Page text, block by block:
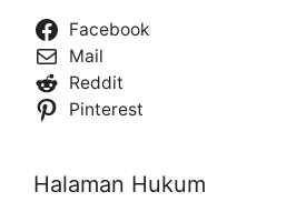
Facebook
Mail
Reddit
Pinterest
Halaman Hukum